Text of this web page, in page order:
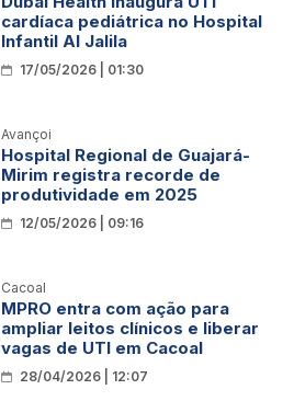
cardíaca pediátrica no Hospital
Infantil Al Jalila
17/05/2026 | 01:30
Avançoi
Hospital Regional de Guajará-
Mirim registra recorde de
produtividade em 2025
12/05/2026 | 09:16
Cacoal
MPRO entra com ação para
ampliar leitos clínicos e liberar
vagas de UTI em Cacoal
28/04/2026 | 12:07